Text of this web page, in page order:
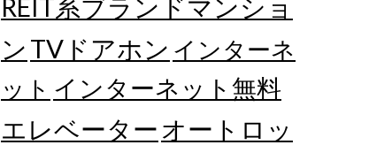
REIT系ブランドマンショ
ン TVドアホン インターネ
ット インターネット無料
エレベーター オートロッ